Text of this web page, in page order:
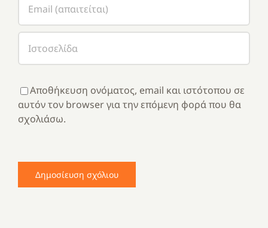
Αποθήκευση ονόματος, email και ιστότοπου σε
αυτόν τον browser για την επόμενη φορά που θα
σχολιάσω.